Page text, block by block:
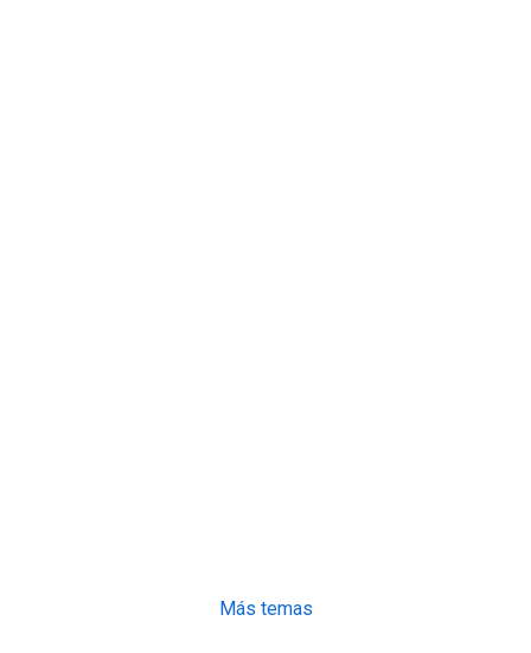
Más temas